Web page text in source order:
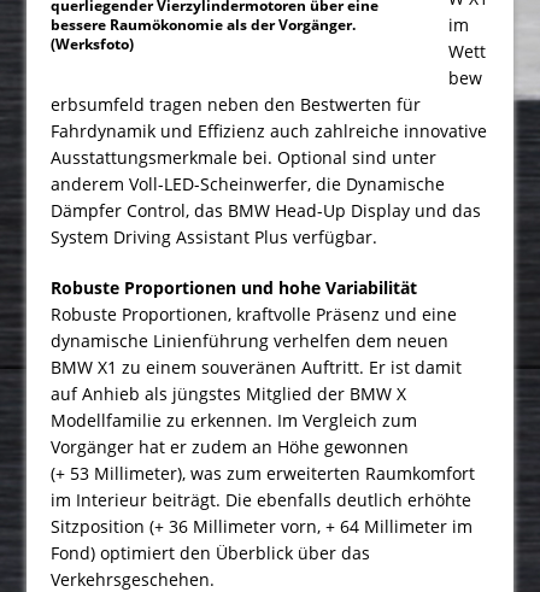
querliegender Vierzylindermotoren über eine
bessere Raumökonomie als der Vorgänger.
(Werksfoto)
im
Wett
bew
erbsumfeld tragen neben den Bestwerten für
Fahrdynamik und Effizienz auch zahlreiche innovative
Ausstattungsmerkmale bei. Optional sind unter
anderem Voll-LED-Scheinwerfer, die Dynamische
Dämpfer Control, das BMW Head-Up Display und das
System Driving Assistant Plus verfügbar.
Robuste Proportionen und hohe Variabilität
Robuste Proportionen, kraftvolle Präsenz und eine
dynamische Linienführung verhelfen dem neuen
BMW X1 zu einem souveränen Auftritt. Er ist damit
auf Anhieb als jüngstes Mitglied der BMW X
Modellfamilie zu erkennen. Im Vergleich zum
Vorgänger hat er zudem an Höhe gewonnen
(+ 53 Millimeter), was zum erweiterten Raumkomfort
im Interieur beiträgt. Die ebenfalls deutlich erhöhte
Sitzposition (+ 36 Millimeter vorn, + 64 Millimeter im
Fond) optimiert den Überblick über das
Verkehrsgeschehen.